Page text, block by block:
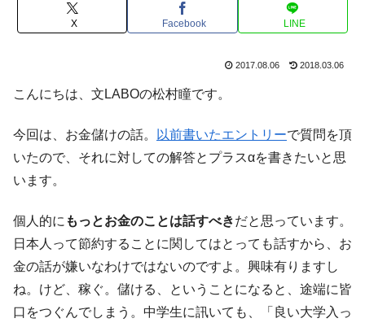
X Facebook LINE
2017.08.06 2018.03.06
こんにちは、文LABOの松村瞳です。
今回は、お金儲けの話。 以前書いたエントリーで質問を頂
いたので、それに対しての解答とプラスαを書きたいと思
います。
個人的に もっとお金のことは話すべきだと思っています。
日本人って節約することに関してはとっても話すから、お
金の話が嫌いなわけではないのですよ。興味有りますし
ね。けど、稼ぐ。儲ける、ということになると、途端に皆
口をつぐんでしまう。中学生に訊いても、「良い大学入っ